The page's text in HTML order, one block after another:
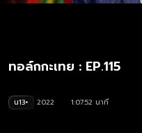
ทอล์กกะเทย : EP.115
น13+ 2022
1:07:52 นาที